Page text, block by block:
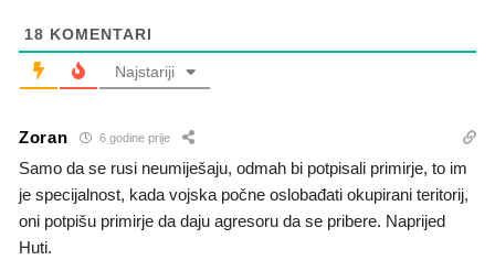
18 KOMENTARI
Najstariji
Zoran 6 godine prije
Samo da se rusi neumiješaju, odmah bi potpisali primirje, to im
je specijalnost, kada vojska počne oslobađati okupirani teritorij,
oni potpišu primirje da daju agresoru da se pribere. Naprijed
Huti.